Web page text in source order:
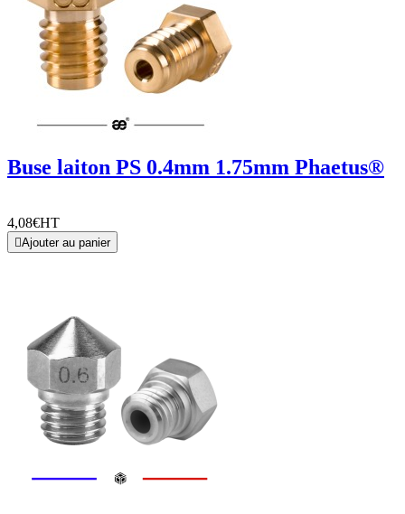
Buse laiton PS 0.4mm 1.75mm Phaetus®
4,08€HT
Ajouter au panier